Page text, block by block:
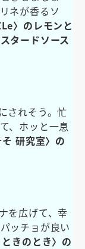
ネが香るソ
〉のレモンと
タードソース
されそう。忙
、ホッと一息
そ 研究室〉の
を広げて、幸
ッチョが良い
ときのとき〉の